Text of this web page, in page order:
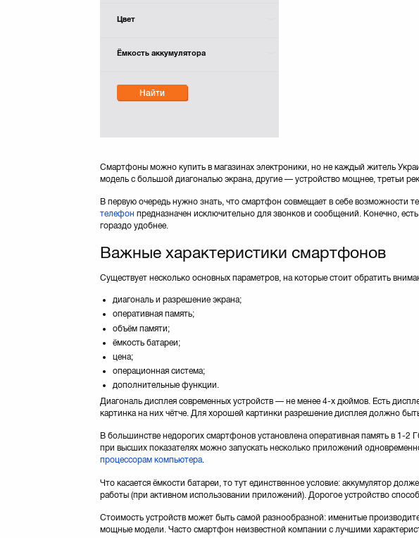
Цвет
Ёмкость аккумулятора
Найти
Смартфоны можно купить в магазинах электроники, но не каждый житель
модель с большой диагональю экрана, другие — устройство мощнее, третьи
В первую очередь нужно знать, что смартфон совмещает в себе
телефон предназначен исключительно для звонков и сообщений. Конечно,
гораздо удобнее.
Важные характеристики смартфонов
Существует несколько основных параметров, на которые стоит обратить
диагональ и разрешение экрана;
оперативная память;
объём памяти;
ёмкость батареи;
цена;
операционная система;
дополнительные функции.
Диагональ дисплея современных устройств — не менее 4-х дюймов. Есть
картинка на них чётче. Для хорошей картинки разрешение дисплея должно
В большинстве недорогих смартфонов установлена оперативная память в 1-
при высших показателях можно запускать несколько приложений
процессорам компьютера.
Что касается ёмкости батареи, то тут единственное условие: аккумулятор
работы (при активном использовании приложений). Дорогое устройство
Стоимость устройств может быть самой разнообразной: именитые
мощные модели. Часто смартфон неизвестной компании с лучшими